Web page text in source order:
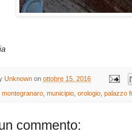
Unknown on ottobre 15, 2016
montegranaro municipio orologio palazzo
commento: